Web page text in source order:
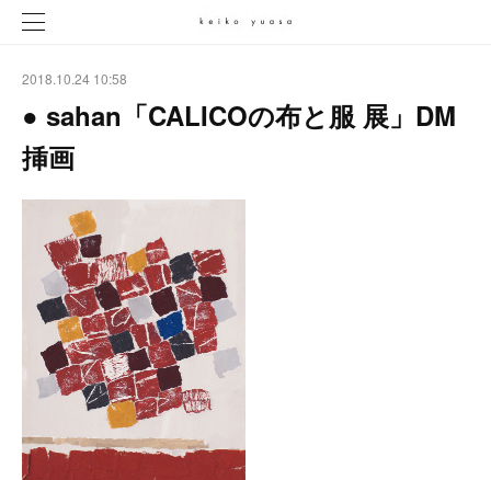
2018.10.24 10:58
● sahan「CALICOの布と服 展」DM
挿画